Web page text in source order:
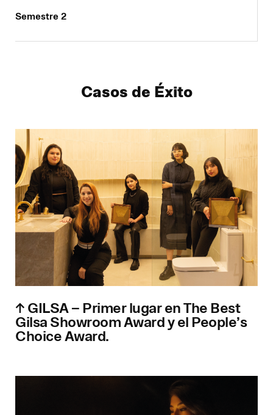
Semestre 2
Casos de Éxito
↑ GILSA – Primer lugar en The Best
Gilsa Showroom Award y el People’s
Choice Award.